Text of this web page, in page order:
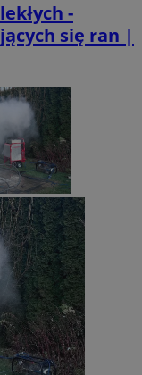
-
się ran |